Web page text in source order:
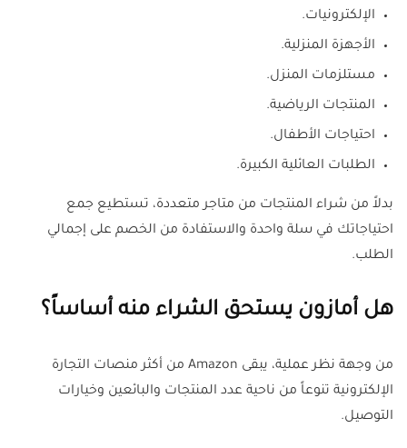
الإلكترونيات.
الأجهزة المنزلية.
مستلزمات المنزل.
المنتجات الرياضية.
احتياجات الأطفال.
الطلبات العائلية الكبيرة.
بدلاً من شراء المنتجات من متاجر متعددة، تستطيع جمع
احتياجاتك في سلة واحدة والاستفادة من الخصم على إجمالي
الطلب.
هل أمازون يستحق الشراء منه أساساً؟
من وجهة نظر عملية، يبقى Amazon من أكثر منصات التجارة
الإلكترونية تنوعاً من ناحية عدد المنتجات والبائعين وخيارات
التوصيل.